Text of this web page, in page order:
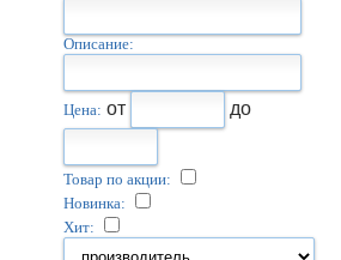
Описание:
Цена: от до
Товар по акции:
Новинка:
Хит: